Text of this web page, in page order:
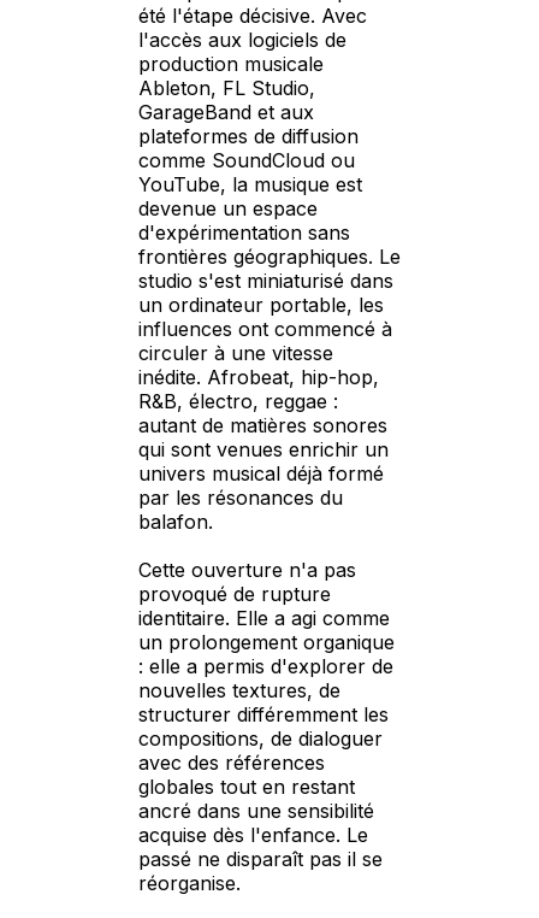
été l'étape décisive. Avec
l'accès aux logiciels de
production musicale
Ableton, FL Studio,
GarageBand et aux
plateformes de diffusion
comme SoundCloud ou
YouTube, la musique est
devenue un espace
d'expérimentation sans
frontières géographiques. Le
studio s'est miniaturisé dans
un ordinateur portable, les
influences ont commencé à
circuler à une vitesse
inédite. Afrobeat, hip-hop,
R&B, électro, reggae :
autant de matières sonores
qui sont venues enrichir un
univers musical déjà formé
par les résonances du
balafon.
Cette ouverture n'a pas
provoqué de rupture
identitaire. Elle a agi comme
un prolongement organique
: elle a permis d'explorer de
nouvelles textures, de
structurer différemment les
compositions, de dialoguer
avec des références
globales tout en restant
ancré dans une sensibilité
acquise dès l'enfance. Le
passé ne disparaît pas il se
réorganise.